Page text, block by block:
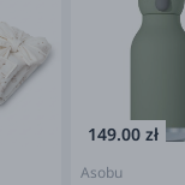
149.00 zł
Asobu